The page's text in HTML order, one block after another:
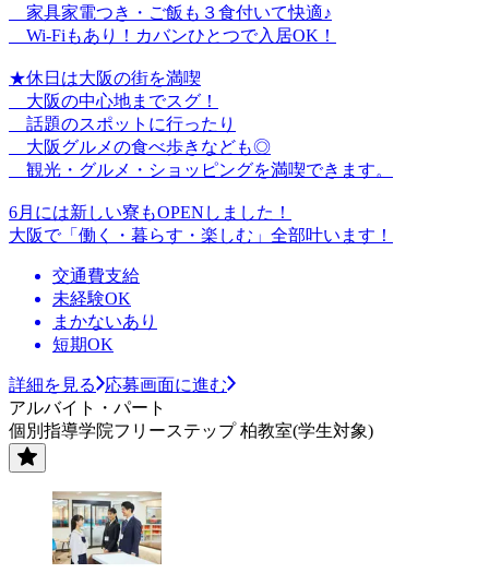
家具家電つき・ご飯も３食付いて快適♪
Wi-Fiもあり！カバンひとつで入居OK！
★休日は大阪の街を満喫
大阪の中心地までスグ！
話題のスポットに行ったり
大阪グルメの食べ歩きなども◎
観光・グルメ・ショッピングを満喫できます。
6月には新しい寮もOPENしました！
大阪で「働く・暮らす・楽しむ」全部叶います！
交通費支給
未経験OK
まかないあり
短期OK
詳細を見る
応募画面に進む
アルバイト・パート
個別指導学院フリーステップ 柏教室(学生対象)